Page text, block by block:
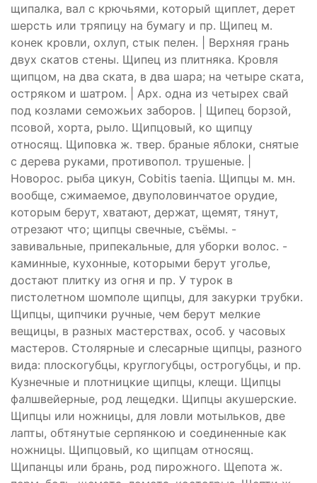
щипалка, вал с крючьями, который щиплет, дерет
шерсть или тряпицу на бумагу и пр. Щипец м.
конек кровли, охлуп, стык пелен. | Верхняя грань
двух скатов стены. Щипец из плитняка. Кровля
щипцом, на два ската, в два шара; на четыре ската,
остряком и шатром. | Арх. одна из четырех свай
под козлами семожьих заборов. | Щипец борзой,
псовой, хорта, рыло. Щипцовый, ко щипцу
относящ. Щиповка ж. твер. браные яблоки, снятые
с дерева руками, противопол. трушеные. |
Новорос. рыба цикун, Cobitis taenia. Щипцы м. мн.
вообще, сжимаемое, двуполовинчатое орудие,
которым берут, хватают, держат, щемят, тянут,
отрезают что; щипцы свечные, съёмы. -
завивальные, припекальные, для уборки волос. -
каминные, кухонные, которыми берут уголье,
достают плитку из огня и пр. У турок в
пистолетном шомполе щипцы, для закурки трубки.
Щипцы, щипчики ручные, чем берут мелкие
вещицы, в разных мастерствах, особ. у часовых
мастеров. Столярные и слесарные щипцы, разного
вида: плоскогубцы, круглогубцы, острогубцы, и пр.
Кузнечные и плотницкие щипцы, клещи. Щипцы
фалшвейерные, род лещедки. Щипцы акушерские.
Щипцы или ножницы, для ловли мотыльков, две
лапты, обтянутые серпянкою и соединенные как
ножницы. Щипцовый, ко щипцам относящ.
Щипанцы или брань, род пирожного. Щепота ж.